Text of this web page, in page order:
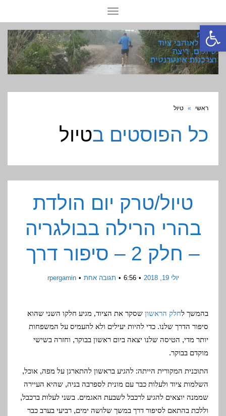
פתח סרגל נגישות
תפריט
ראשי » טיול
כל הפוסטים בטיול
טיול/טרק יום הולדת
בהרי הרילה בבולגריה
– חלק 2 – סיפור דרך
יולי 19, 2018 6:56 תגובה אחת rpergamin
בהמשך לחלק הראשון שסקר את הציוד, מגיע חלקו השני שהוא
סיפור הדרך שלנו. כדי להיות יעילים ולא להעמיס על המשפחות
יותר מדי, הטיסה שלנו יצאה ביום ראשון בבוקר, וחזרה בשישי
מוקדם בבוקר.
התוכנית המקורית הייתה: להגיע בראשון להתארגן על מפה, אוכל,
השלמות ציוד ולעלות כבר עם מונית לספרבה בניה, שהיא העיירה
שממנה יוצאים להגיע לרכבל לשבעת האגמים. בשני לעלות ברכבל,
וללכת בהתאם לסיפור דרך במשך שלושה ימים, רביעי בערב כבר